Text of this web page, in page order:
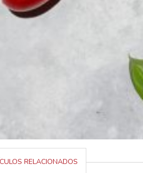
RELACIONADOS